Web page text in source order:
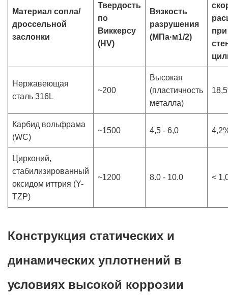
Материал сопла/
дроссельной
заслонки
Твердость
по
Виккерсу
(HV)
Вязкость
разрушения
(МПа·м1/2)
Нержавеющая
сталь 316L
~200
Высокая
(пластичность
металла)
Карбид вольфрама
(WC)
~1500 4,5 - 6,0
Цирконий,
стабилизированный
оксидом иттрия (Y-
TZP)
~1200 8.0 - 10.0 <
Конструкция статических и
динамических уплотнений в
условиях высокой коррозии